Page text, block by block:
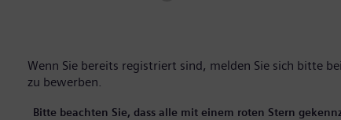
Wenn Sie bereits registriert sind, melden Sie sich bitte
zu bewerben.
Bitte beachten Sie, dass alle mit einem roten Stern